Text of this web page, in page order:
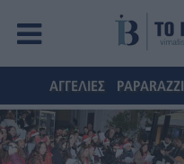
ΑΓΓΕΛΙΕΣ PAPARAZZI